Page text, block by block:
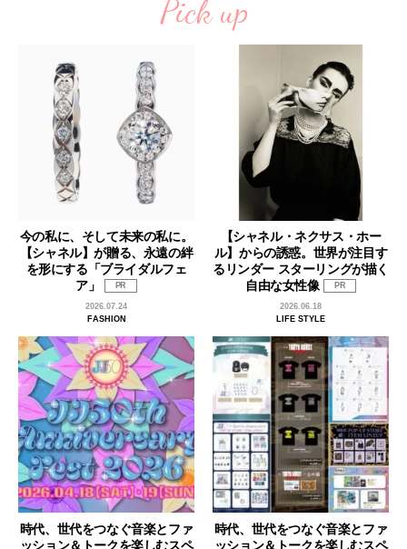
Pick up
今の私に、そして未来の私に。
【シャネル】が贈る、永遠の絆
を形にする「ブライダルフェ
ア」
PR
2026.07.24
FASHION
【シャネル・ネクサス・ホー
ル】からの誘惑。世界が注目す
るリンダー スターリングが描く
自由な女性像
PR
2026.06.18
LIFE STYLE
時代、世代をつなぐ音楽とファ
ッション＆トークを楽しむスペ
時代、世代をつなぐ音楽とファ
ッション＆トークを楽しむスペ